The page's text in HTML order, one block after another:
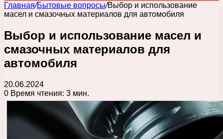
Главная/Бытовые вопросы/Выбор и использование
масел и смазочных материалов для автомобиля
Выбор и использование масел и
смазочных материалов для
автомобиля
20.06.2024
0 Время чтения: 3 мин.